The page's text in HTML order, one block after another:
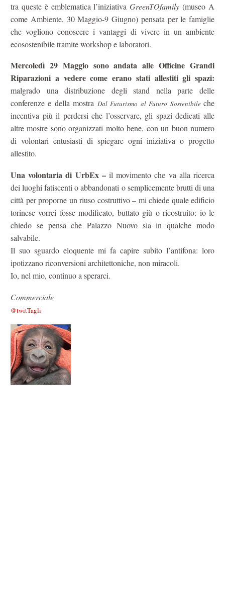
tra queste è emblematica l’iniziativaGreenTOfamily (museo A
come Ambiente, 30 Maggio-9 Giugno) pensata per le famiglie
che vogliono conoscere i vantaggi di vivere in un ambiente
ecosostenibile tramite workshop e laboratori.
Mercoledì 29 Maggio sono andata alle Officine Grandi
Riparazioni a vedere come erano stati allestiti gli spazi:
malgrado una distribuzione degli stand nella parte delle
conferenze e della mostra Dal Futurismo al Futuro Sostenibileche
incentiva più il perdersi che l’osservare, gli spazi dedicati alle
altre mostre sono organizzati molto bene, con un buon numero
di volontari entusiasti di spiegare ogni iniziativa o progetto
allestito.
Una volontaria di UrbEx – il movimento che va alla ricerca
dei luoghi fatiscenti o abbandonati o semplicemente brutti di una
città per proporne un riuso costruttivo – mi chiede quale edificio
torinese vorrei fosse modificato, buttato giù o ricostruito: io le
chiedo se pensa che Palazzo Nuovo sia in qualche modo
salvabile.
Il suo sguardo eloquente mi fa capire subito l’antifona: loro
ipotizzano riconversioni architettoniche, non miracoli.
Io, nel mio, continuo a sperarci.
Commerciale
@twitTagli